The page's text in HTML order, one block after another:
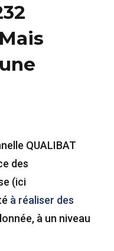
QUALIBAT
des
(ici
à réaliser des
à un niveau